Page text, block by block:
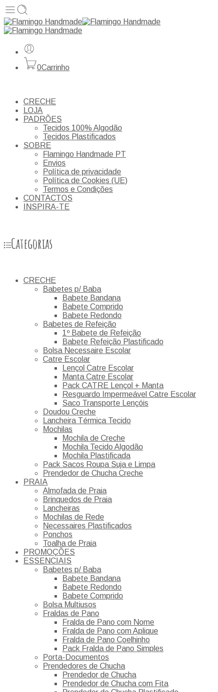
0Carrinho
CRECHE
LOJA
PADRÕES
Tecidos 100% Algodão
Tecidos Plastificados
SOBRE
Flamingo Handmade PT
Envios
Política de privacidade
Política de Cookies (UE)
Termos e Condições
CONTACTOS
INSPIRA-TE
Categorias
CRECHE
Babetes p/ Baba
Babete Bandana
Babete Comprido
Babete Redondo
Babetes de Refeição
1º Babete de Refeição
Babete Refeição Plastificado
Bolsa Necessaire Escolar
Catre Escolar
Lençol Catre Escolar
Manta Catre Escolar
Pack CATRE Lençol + Manta
Resguardo Impermeável Catre Escolar
Saco Transporte Lençóis
Doudou Creche
Lancheira Térmica Tecido
Mochilas
Mochila de Creche
Mochila Tecido Algodão
Mochila Plastificada
Pack Sacos Roupa Suja e Limpa
Prendedor de Chucha Creche
PRAIA
Almofada de Praia
Brinquedos de Praia
Lancheiras
Mochilas de Rede
Necessaires Plastificados
Ponchos
Toalha de Praia
PROMOÇÕES
ESSENCIAIS
Babetes p/ Baba
Babete Bandana
Babete Redondo
Babete Comprido
Bolsa Multiusos
Fraldas de Pano
Fralda de Pano com Nome
Fralda de Pano com Aplique
Fralda de Pano Coelhinho
Pack Fralda de Pano Simples
Porta-Documentos
Prendedores de Chucha
Prendedor de Chucha
Prendedor de Chucha com Fita